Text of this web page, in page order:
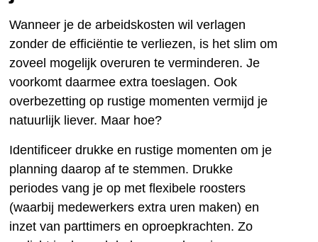
Wanneer je de arbeidskosten wil verlagen
zonder de efficiëntie te verliezen, is het slim om
zoveel mogelijk overuren te verminderen. Je
voorkomt daarmee extra toeslagen. Ook
overbezetting op rustige momenten vermijd je
natuurlijk liever. Maar hoe?
Identificeer drukke en rustige momenten om je
planning daarop af te stemmen. Drukke
periodes vang je op met flexibele roosters
(waarbij medewerkers extra uren maken) en
inzet van parttimers en oproepkrachten. Zo